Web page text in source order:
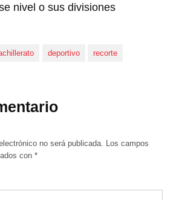
nivel o sus divisiones
deportivo recorte
no será publicada. Los campos
con*